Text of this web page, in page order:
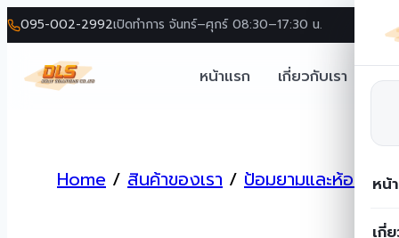
095-002-2992เปิดทำการ จันทร์–ศุกร์ 08:30–17:30 น.
หน้าแรก เกี่ยวกับเรา โ
หน้
เกี่
contentHome / สินค้าของเรา / ป้อมยามและห้องน้ำ /